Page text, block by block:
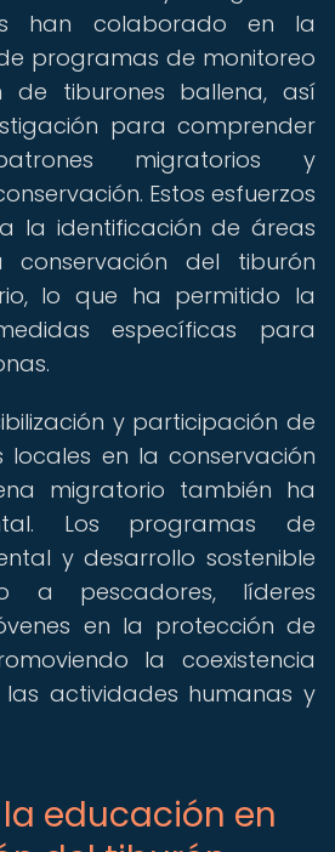
han colaborado en la
programas de monitoreo
tiburones ballena, así
para comprender
migratorios y
Estos esfuerzos
la identificación de áreas
del tiburón
lo que ha permitido la
específicas para
y participación de
locales en la conservación
migratorio también ha
Los programas de
y desarrollo sostenible
a pescadores, líderes
en la protección de
la coexistencia
actividades humanas y
educación en